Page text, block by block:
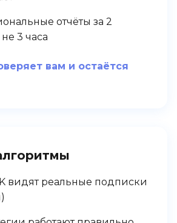
отчёты за 2
3 часа
вам и остаётся
видят реальные подписки